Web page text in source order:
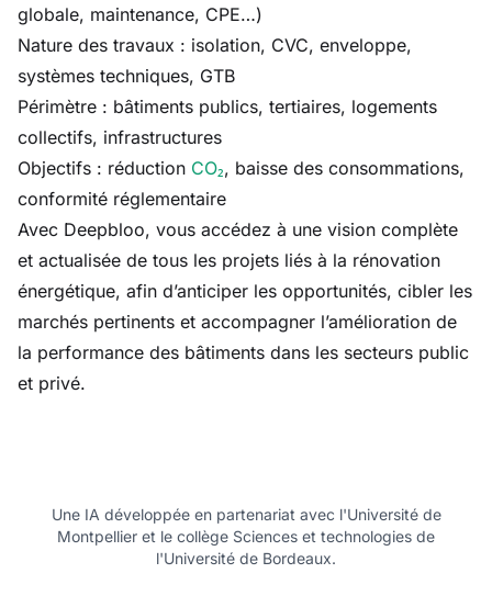
globale, maintenance, CPE…)
Nature des travaux : isolation, CVC, enveloppe,
systèmes techniques, GTB
Périmètre : bâtiments publics, tertiaires, logements
collectifs, infrastructures
Objectifs : réduction CO₂, baisse des consommations,
conformité réglementaire
Avec Deepbloo, vous accédez à une vision complète
et actualisée de tous les projets liés à la rénovation
énergétique, afin d’anticiper les opportunités, cibler les
marchés pertinents et accompagner l’amélioration de
la performance des bâtiments dans les secteurs public
et privé.
Une IA développée en partenariat avec l'Université de
Montpellier et le collège Sciences et technologies de
l'Université de Bordeaux.